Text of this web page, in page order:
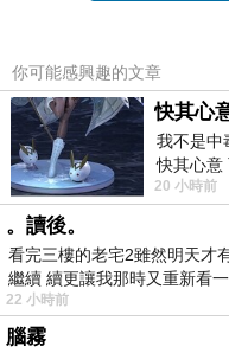
轉角處還
的，她從
一眼，確
侘寂閉上
布料摩擦
你可能感興趣的文章
快其心
我不是中
快其心意
愉快。
20 小時前
。讀後。
看完三樓的老宅2雖然明天才
繼續 續更讓我那時又重新看
有
22 小時前
腦霧